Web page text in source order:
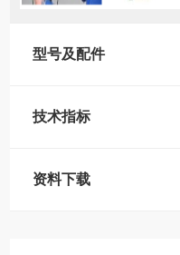
型号及配件
技术指标
资料下载